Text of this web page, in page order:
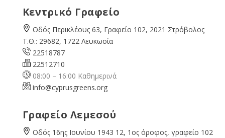
Κεντρικό Γραφείο
Οδός Περικλέους 63, Γραφείο 102, 2021 Στρόβολος
Τ.Θ.: 29682, 1722 Λευκωσία
22518787
22512710
08:00 – 16:00 Καθημερινά
info@cyprusgreens.org
Γραφείο Λεμεσού
Οδός 16ης Ιουνίου 1943 12, 1ος όροφος, γραφείο 102